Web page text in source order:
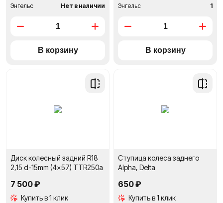
Энгельс Нет в наличии Энгельс 1
Добавить
Диск колесный задний R18
2,15 d-15mm (4x57) TTR250a
7 500 ₽
Купить в 1 клик
Ступица колеса заднего
Alpha, Delta
650 ₽
Купить в 1 клик